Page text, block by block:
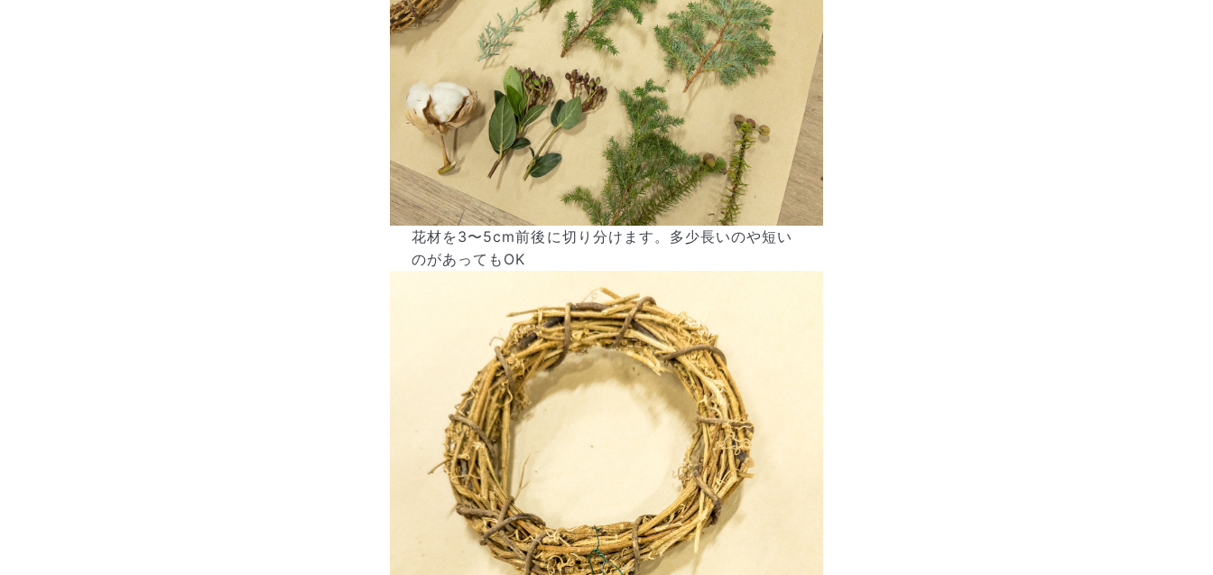
写真と同じものが届く？
商品ページに掲載している写真は、実際にお届けする商品を撮
影したものです。お花は生き物なので、どうしても色味やサイ
ズ・咲き方に個体差はありますが、できるだけ写真のイメージ
に近いものをお届けできるように人の目でチェックをしていま
す。
よくある質問
Q. 毎月自動でお花が届くサービスですか？
いいえ、毎月自動でお届けするサービスではありません。好きな時
に好きな花をご注文いただけます。
Q. 配送できないエリアはありますか？
ただいま沖縄・離島エリアへの配送には対応しておりません。ご了
花材を3〜5cm前後に切り分けます。多少長いのや短い
のがあってもOK